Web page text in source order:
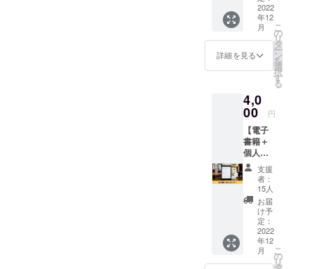
があり
ます。
お断り
させて
いた場
合にお
返金は
いたし
かねま
す。
る権利
です。
電子書
籍に支
援者と
してお
名前を
せてい
ただき
ます。
※購入時
の備考
欄に掲
載する
お名前
を必ず
ご記入
くださ
い。 ※
ニック
ネーム
でのご
参加も
2022
年12
月
詳細を見る
こ
の
リ
タ
ー
ン
を
選
択
す
る
4,0
00 円
【電子
書籍＋
個人ス
ポン
サー】
①Twitte
r運用書
籍をお
届けし
ます。
②電子
書籍の
個人ス
支援
者：
15人
お届
け予
定：
2022
年12
月
こ
の
リ